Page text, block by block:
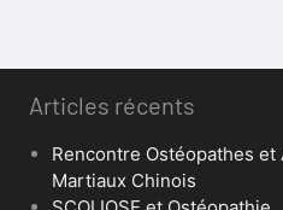
Articles récents
Rencontre Ostéopathes
Martiaux Chinois